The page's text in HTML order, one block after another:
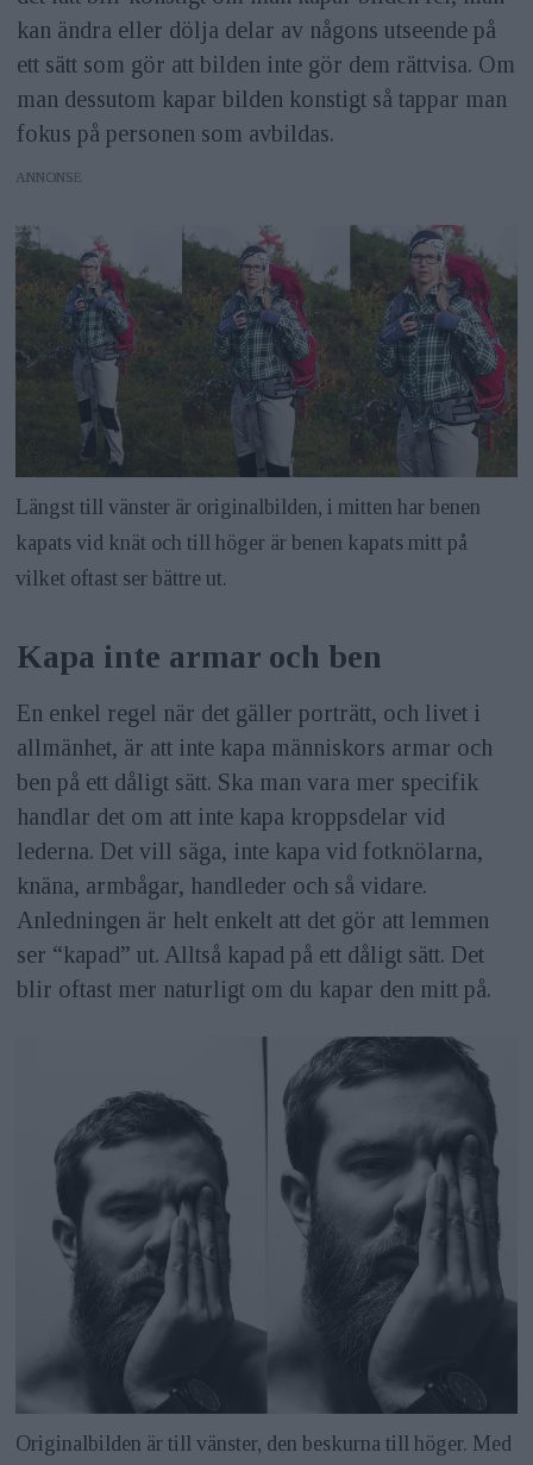
kan ändra eller dölja delar av någons utseende på
ett sätt som gör att bilden inte gör dem rättvisa. Om
man dessutom kapar bilden konstigt så tappar man
fokus på personen som avbildas.
ANNONS
Längst till vänster är originalbilden, i mitten har benen
kapats vid knät och till höger är benen kapats mitt på
vilket oftast ser bättre ut.
Kapa inte armar och ben
En enkel regel när det gäller porträtt, och livet i
allmänhet, är att inte kapa människors armar och
ben på ett dåligt sätt. Ska man vara mer specifik
handlar det om att inte kapa kroppsdelar vid
lederna. Det vill säga, inte kapa vid fotknölarna,
knäna, armbågar, handleder och så vidare.
Anledningen är helt enkelt att det gör att lemmen
ser “kapad” ut. Alltså kapad på ett dåligt sätt. Det
blir oftast mer naturligt om du kapar den mitt på.
Originalbilden är till vänster, den beskurna till höger. Med